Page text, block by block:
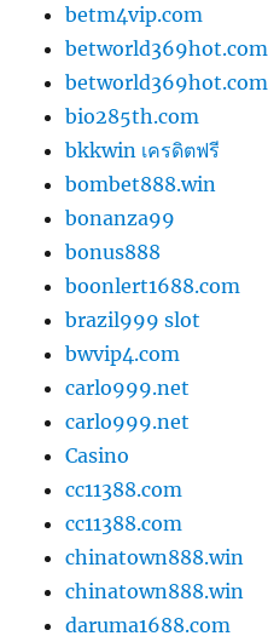
betm4vip.com
betworld369hot.com
betworld369hot.com
bio285th.com
bkkwin เครดิตฟรี
bombet888.win
bonanza99
bonus888
boonlert1688.com
brazil999 slot
bwvip4.com
carlo999.net
carlo999.net
Casino
cc11388.com
cc11388.com
chinatown888.win
chinatown888.win
daruma1688.com